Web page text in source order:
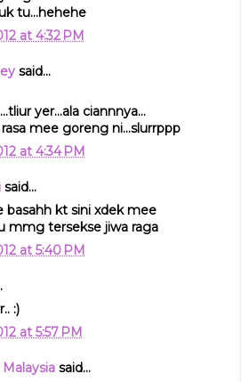
tu...hehehe
at 4:32 PM
said...
yer...ala ciannnya...
mee goreng ni...slurrppp
at 4:34 PM
said...
basahh kt sini xdek mee
mmg tersekse jiwa raga
at 5:40 PM
:)
at 5:57 PM
said...